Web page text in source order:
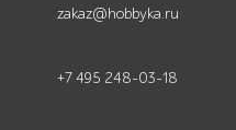
zakaz@hobbyka.ru
+7 495 248-03-18